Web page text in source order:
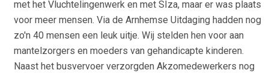
met het Vluchtelingenwerk en met SIza, maar er was plaats
voor meer mensen. Via de Arnhemse Uitdaging hadden nog
zo'n 40 mensen een leuk uitje. Wij stelden hen voor aan
mantelzorgers en moeders van gehandicapte kinderen.
Naast het busvervoer verzorgden Akzomedewerkers nog